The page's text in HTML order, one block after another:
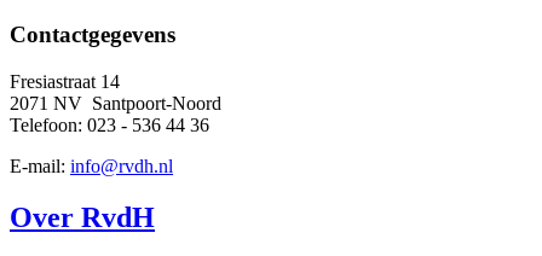
Contactgegevens
Fresiastraat 14
2071 NV Santpoort-Noord
Telefoon: 023 - 536 44 36
E-mail: info@rvdh.nl
Over RvdH